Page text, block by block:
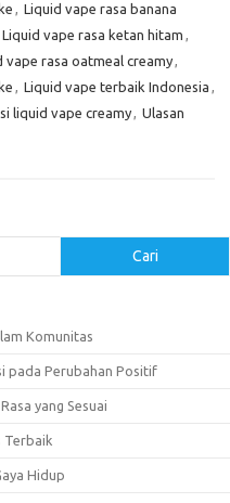
, Liquid vape rasa banana
Liquid vape rasa ketan hitam ,
vape rasa oatmeal creamy,
, Liquid vape terbaik Indonesia ,
liquid vape creamy, Ulasan
Cari
Komunitas
pada Perubahan Positif
yang Sesuai
Terbaik
Hidup